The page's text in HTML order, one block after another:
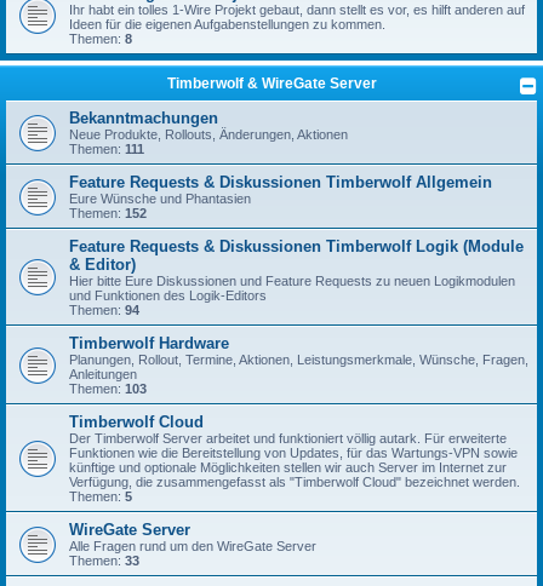
Ihr habt ein tolles 1-Wire Projekt gebaut, dann stellt es vor, es hilft anderen auf
Ideen für die eigenen Aufgabenstellungen zu kommen.
Themen: 8
Timberwolf & WireGate Server
Bekanntmachungen
Neue Produkte, Rollouts, Änderungen, Aktionen
Themen: 111
Feature Requests & Diskussionen Timberwolf Allgemein
Eure Wünsche und Phantasien
Themen: 152
Feature Requests & Diskussionen Timberwolf Logik (Module
& Editor)
Hier bitte Eure Diskussionen und Feature Requests zu neuen Logikmodulen
und Funktionen des Logik-Editors
Themen: 94
Timberwolf Hardware
Planungen, Rollout, Termine, Aktionen, Leistungsmerkmale, Wünsche, Fragen,
Anleitungen
Themen: 103
Timberwolf Cloud
Der Timberwolf Server arbeitet und funktioniert völlig autark. Für erweiterte
Funktionen wie die Bereitstellung von Updates, für das Wartungs-VPN sowie
künftige und optionale Möglichkeiten stellen wir auch Server im Internet zur
Verfügung, die zusammengefasst als "Timberwolf Cloud" bezeichnet werden.
Themen: 5
WireGate Server
Alle Fragen rund um den WireGate Server
Themen: 33